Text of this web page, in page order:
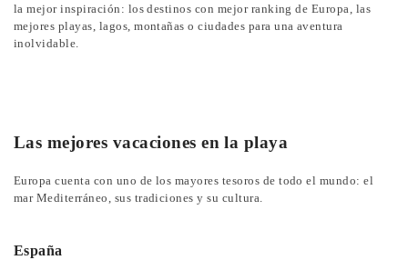
la mejor inspiración: los destinos con mejor ranking de Europa, las
mejores playas, lagos, montañas o ciudades para una aventura
inolvidable.
Las mejores vacaciones en la playa
Europa cuenta con uno de los mayores tesoros de todo el mundo: el
mar Mediterráneo, sus tradiciones y su cultura.
España